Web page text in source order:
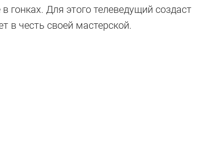
гонках. Для этого телеведущий создаст
в честь своей мастерской.